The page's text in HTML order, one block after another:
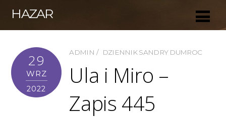
HAZAR
29
WRZ
2022
ADMIN DZIENNIK SANDRY DUMROC
Ula i Miro –
Zapis 445